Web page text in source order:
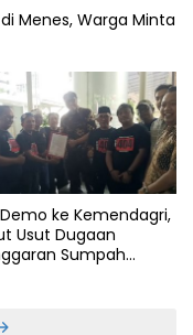
Menes, Warga Minta
Demo ke Kemendagri,
Usut Dugaan
Sumpah